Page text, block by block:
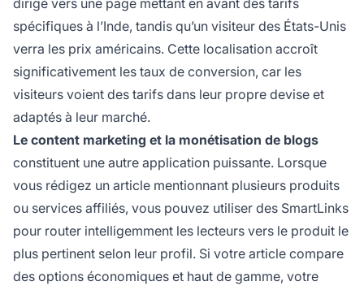
dirigé vers une page mettant en avant des tarifs
spécifiques à l’Inde, tandis qu’un visiteur des États-Unis
verra les prix américains. Cette localisation accroît
significativement les taux de conversion, car les
visiteurs voient des tarifs dans leur propre devise et
adaptés à leur marché.
Le content marketing et la monétisation de blogs
constituent une autre application puissante. Lorsque
vous rédigez un article mentionnant plusieurs produits
ou services affiliés, vous pouvez utiliser des SmartLinks
pour router intelligemment les lecteurs vers le produit le
plus pertinent selon leur profil. Si votre article compare
des options économiques et haut de gamme, votre